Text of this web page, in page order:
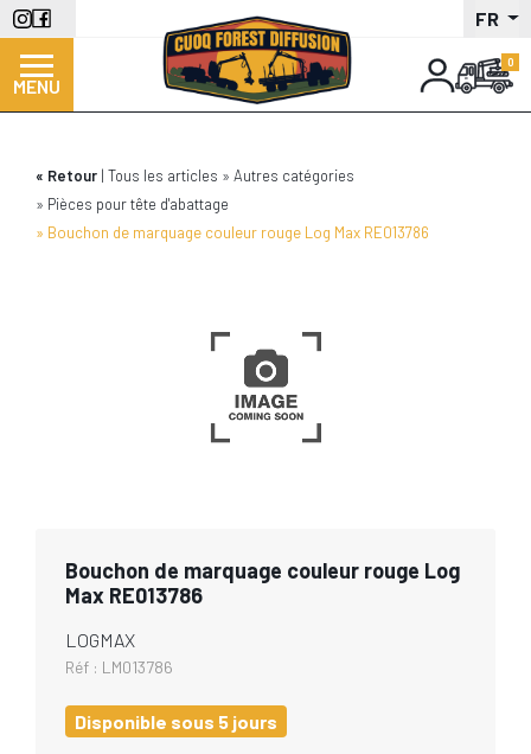
Aller
au
contenu
principal
FR
MENU
Retour Tous les articles
Autres catégories
Pièces pour tête d'abattage
Bouchon de marquage couleur rouge Log Max RE013786
Bouchon de marquage couleur rouge Log
Max RE013786
LOGMAX
Réf : LM013786
Disponible sous 5 jours